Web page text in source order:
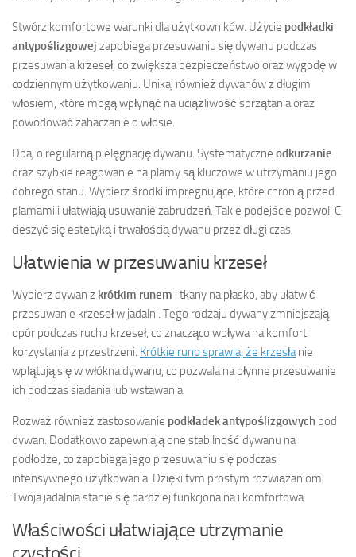
Stwórz komfortowe warunki dla użytkowników. Użycie podkładki
antypoślizgowej zapobiega przesuwaniu się dywanu podczas
przesuwania krzeseł, co zwiększa bezpieczeństwo oraz wygodę w
codziennym użytkowaniu. Unikaj również dywanów z długim
włosiem, które mogą wpłynąć na uciążliwość sprzątania oraz
powodować zahaczanie o włosie.
Dbaj o regularną pielęgnację dywanu. Systematyczne odkurzanie
oraz szybkie reagowanie na plamy są kluczowe w utrzymaniu jego
dobrego stanu. Wybierz środki impregnujące, które chronią przed
plamami i ułatwiają usuwanie zabrudzeń. Takie podejście pozwoli Ci
cieszyć się estetyką i trwałością dywanu przez długi czas.
Ułatwienia w przesuwaniu krzeseł
Wybierz dywan z krótkim runem i tkany na płasko, aby ułatwić
przesuwanie krzeseł w jadalni. Tego rodzaju dywany zmniejszają
opór podczas ruchu krzeseł, co znacząco wpływa na komfort
korzystania z przestrzeni. Krótkie runo sprawia, że krzesła nie
wplątują się w włókna dywanu, co pozwala na płynne przesuwanie
ich podczas siadania lub wstawania.
Rozważ również zastosowanie podkładek antypoślizgowych pod
dywan. Dodatkowo zapewniają one stabilność dywanu na
podłodze, co zapobiega jego przesuwaniu się podczas
intensywnego użytkowania. Dzięki tym prostym rozwiązaniom,
Twoja jadalnia stanie się bardziej funkcjonalna i komfortowa.
Właściwości ułatwiające utrzymanie